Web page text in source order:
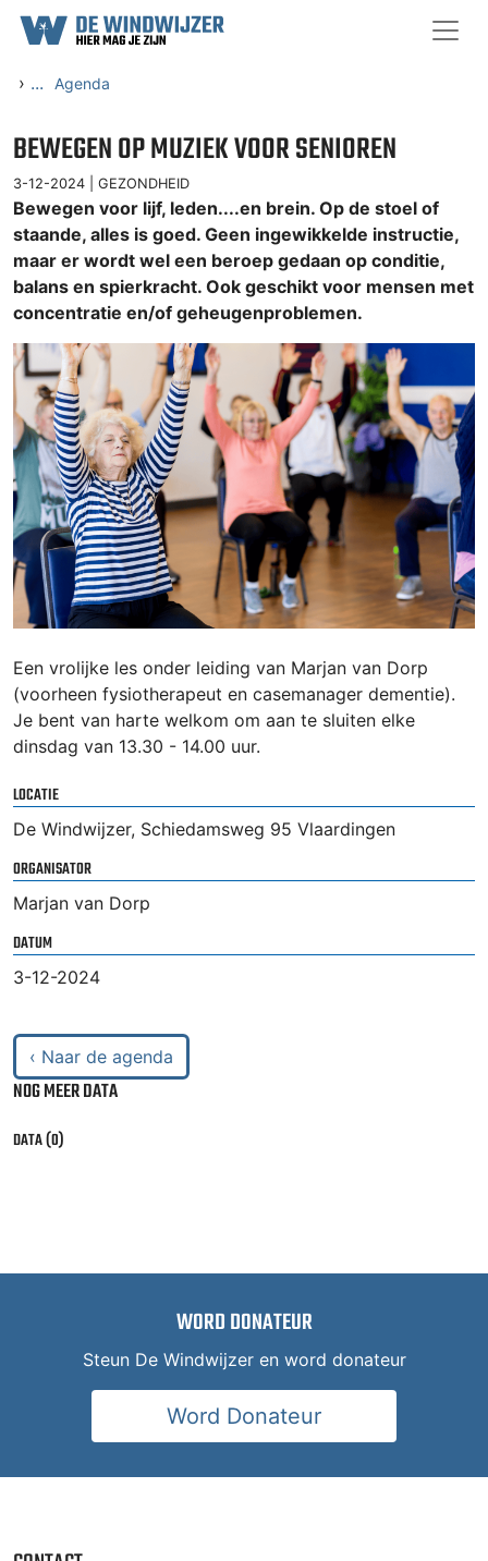
Ga naar content
› ... Agenda
BEWEGEN OP MUZIEK VOOR SENIOREN
3-12-2024 | GEZONDHEID
Bewegen voor lijf, leden....en brein. Op de stoel of
staande, alles is goed. Geen ingewikkelde instructie,
maar er wordt wel een beroep gedaan op conditie,
balans en spierkracht. Ook geschikt voor mensen met
concentratie en/of geheugenproblemen.
Een vrolijke les onder leiding van Marjan van Dorp
(voorheen fysiotherapeut en casemanager dementie).
Je bent van harte welkom om aan te sluiten elke
dinsdag van 13.30 - 14.00 uur.
LOCATIE
De Windwijzer, Schiedamsweg 95 Vlaardingen
ORGANISATOR
Marjan van Dorp
DATUM
3-12-2024
‹ Naar de agenda
NOG MEER DATA
DATA (0)
WORD DONATEUR
Steun De Windwijzer en word donateur
Word Donateur